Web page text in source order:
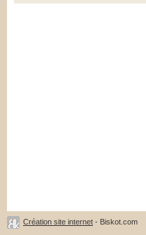
Création site internet - Biskot.com